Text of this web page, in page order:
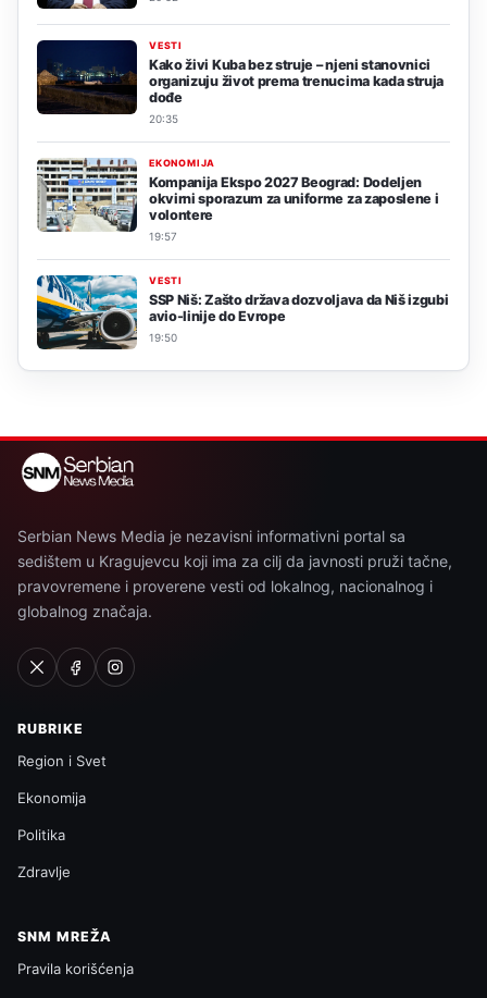
VESTI
Kako živi Kuba bez struje – njeni stanovnici
organizuju život prema trenucima kada struja
dođe
20:35
EKONOMIJA
Kompanija Ekspo 2027 Beograd: Dodeljen
okvirni sporazum za uniforme za zaposlene i
volontere
19:57
VESTI
SSP Niš: Zašto država dozvoljava da Niš izgubi
avio-linije do Evrope
19:50
Serbian News Media je nezavisni informativni portal sa
sedištem u Kragujevcu koji ima za cilj da javnosti pruži tačne,
pravovremene i proverene vesti od lokalnog, nacionalnog i
globalnog značaja.
RUBRIKE
Region i Svet
Ekonomija
Politika
Zdravlje
SNM MREŽA
Pravila korišćenja